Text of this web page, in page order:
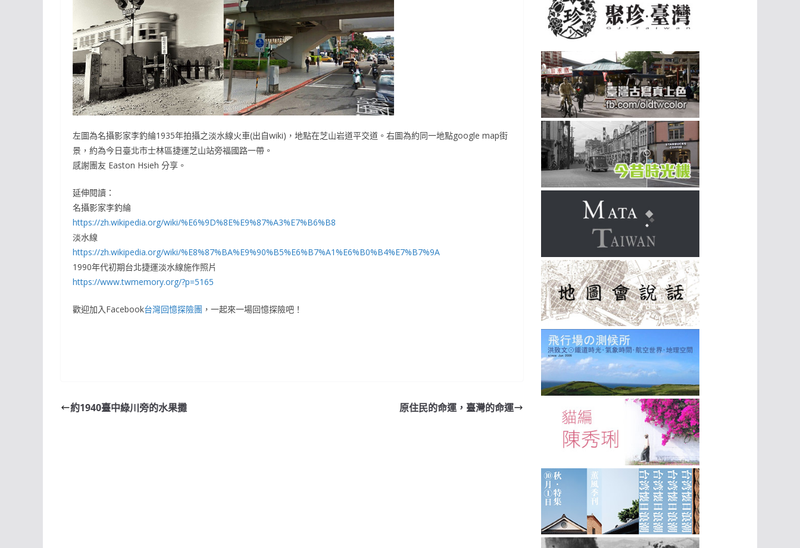
左圖為名攝影家李釣綸1935年拍攝之淡水線火車(出自wiki)，地點在芝山岩道平交道。右圖為約同一地點google map街
景，約為今日臺北市士林區捷運芝山站旁福國路一帶。
感謝團友 Easton Hsieh 分享。
延伸閱讀：
名攝影家李釣綸
https://zh.wikipedia.org/wiki/%E6%9D%8E%E9%87%A3%E7%B6%B8
淡水線
https://zh.wikipedia.org/wiki/%E8%87%BA%E9%90%B5%E6%B7%A1%E6%B0%B4%E7%B7%9A
1990年代初期台北捷運淡水線施作照片
https://www.twmemory.org/?p=5165
歡迎加入Facebook台灣回憶探險團 ，一起來一場回憶探險吧！
約1940臺中綠川旁的水果攤 原住民的命運，臺灣的命運